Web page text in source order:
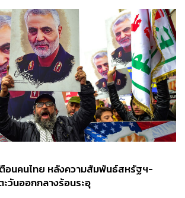
อนคนไทย หลังความสัมพันธ์สหรัฐฯ-
วันออกกลางร้อนระอุ